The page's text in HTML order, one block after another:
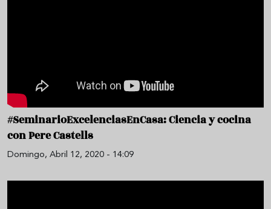
#SeminarioExcelenciasEnCasa: Ciencia y cocina
con Pere Castells
Domingo, Abril 12, 2020 - 14:09